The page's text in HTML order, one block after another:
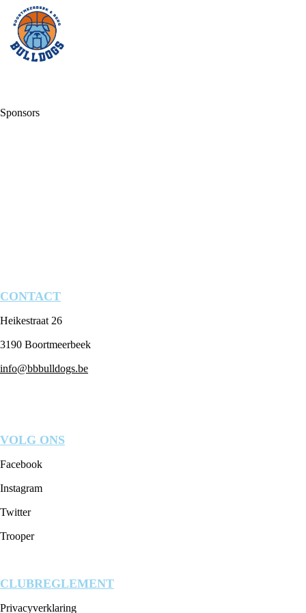
Sponsors
CONTACT
Heikestraat 26
3190 Boortmeerbeek
info@bbbulldogs.be
VOLG ONS
Facebook
Instagram
Twitter
Trooper
CLUBREGLEMENT
Privacyverklaring